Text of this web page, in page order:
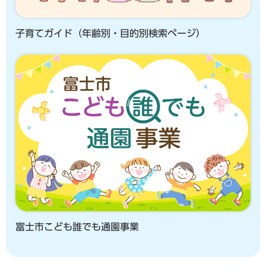
子育てガイド（年齢別・目的別検索ページ）
富士市こども誰でも通園事業